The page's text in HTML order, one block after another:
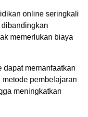
online seringkali
memerlukan biaya
dapat memanfaatkan
pembelajaran
meningkatkan